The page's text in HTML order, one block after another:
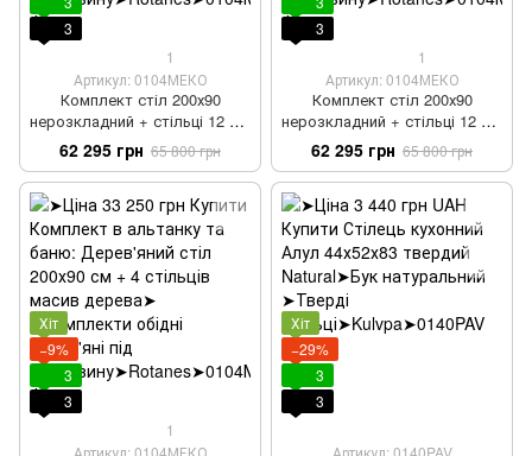
3
1
Артикул: 0104МЕКО
Комплект стіл 200х90
нерозкладний + стільці 12 шт
дерев'яний під старовину
62 295 грн 65 800 грн
3
1
Артикул: 0104МЕКО
Комплект стіл 200х90
нерозкладний + стільці 12 шт
дерев'яний під старовину 2
62 295 грн 65 800 грн
Хіт
−9%
3
3
1
Артикул: 0104МЕКО
Хіт
−29%
3
3
Артикул: 0140PAV